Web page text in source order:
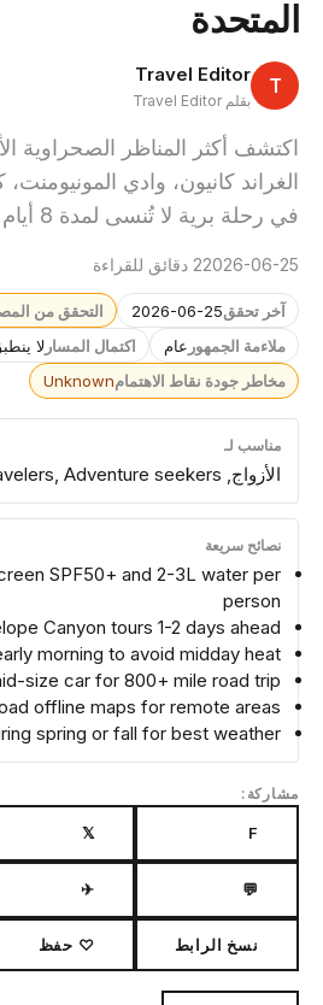
المتحدة
T
Travel Editor
بقلم Travel Editor
اكتشف أكثر المناظر الصحراوية
الغراند كانيون، وادي
في رحلة برية لا تُنسى لمدة 8 أيام.
2026-06-252 دقائق للقراءة
آخر تحقق2026-06-25 التحقق من
ملاءمة الجمهور عام اكتمال المسار لا
مخاطر جودة نقاط الاهتمامUnknown
مناسب لـ
الأزواج, Families, Solo travelers, Adventure seekers
نصائح سريعة
SPF50+ and 2-3L water per
person
Canyon tours 1-2 days ahead
morning to avoid midday heat
size car for 800+ mile road trip
offline maps for remote areas
spring or fall for best weather
مشاركة:
F
𝕏
💬
✈
نسخ الرابط ♡ حفظ